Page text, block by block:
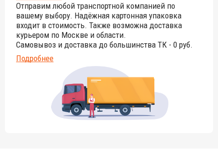
Отправим любой транспортной компанией по
вашему выбору. Надёжная картонная упаковка
входит в стоимость. Также возможна доставка
курьером по Москве и области.
Самовывоз и доставка до большинства ТК - 0 руб.
Подробнее